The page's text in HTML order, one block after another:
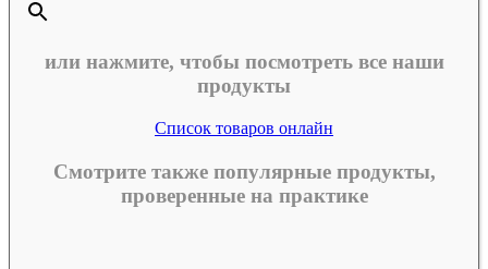
или нажмите, чтобы посмотреть все наши
продукты
Список товаров онлайн
Смотрите также популярные продукты,
проверенные на практике